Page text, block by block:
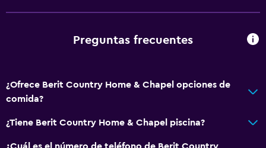
Preguntas frecuentes
¿Ofrece Berit Country Home & Chapel opciones de
comida?
¿Tiene Berit Country Home & Chapel piscina?
¿Cuál es el número de teléfono de Berit Country